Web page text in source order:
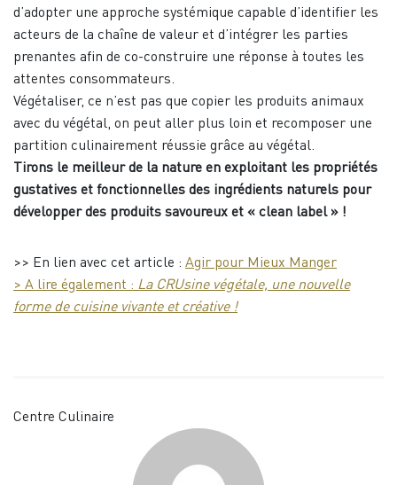
d’adopter une approche systémique capable d’identifier les
acteurs de la chaîne de valeur et d’intégrer les parties
prenantes afin de co-construire une réponse à toutes les
attentes consommateurs.
Végétaliser, ce n’est pas que copier les produits animaux
avec du végétal, on peut aller plus loin et recomposer une
partition culinairement réussie grâce au végétal.
Tirons le meilleur de la nature en exploitant les propriétés
gustatives et fonctionnelles des ingrédients naturels pour
développer des produits savoureux et « clean label » !
>> En lien avec cet article : Agir pour Mieux Manger
> A lire également : La CRUsine végétale, une nouvelle
forme de cuisine vivante et créative !
Centre Culinaire